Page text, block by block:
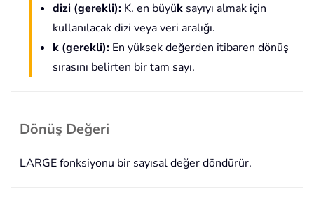
dizi (gerekli): K. en büyük sayıyı almak için
kullanılacak dizi veya veri aralığı.
k (gerekli): En yüksek değerden itibaren dönüş
sırasını belirten bir tam sayı.
Dönüş Değeri
LARGE fonksiyonu bir sayısal değer döndürür.